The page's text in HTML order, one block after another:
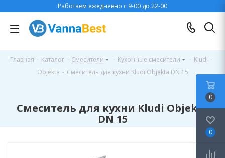
Работаем ежедневно с 9-00 до 22-00
Главная - Каталог - Смесители - Кухонные смесители - Kludi -
Objekta - Смеситель для кухни Kludi Objekta DN 15
Смеситель для кухни Kludi Objekta
DN 15
0
0